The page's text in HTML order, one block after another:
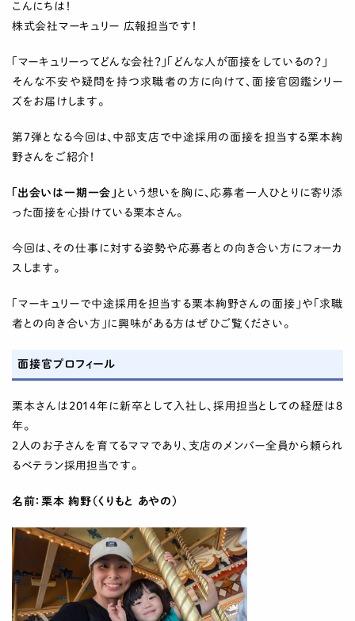
こんにちは！
株式会社マーキュリー 広報担当です！
「マーキュリーってどんな会社？」「どんな人が面接をしているの？」
そんな不安や疑問を持つ求職者の方に向けて、面接官図鑑シリー
ズをお届けします。
第7弾となる今回は、中部支店で中途採用の面接を担当する栗本絢
野さん をご紹介！
「出会いは一期一会」 という想いを胸に、応募者一人ひとりに寄り添
った面接を心掛けている栗本さん。
今回は、その仕事に対する姿勢や応募者との向き合い方にフォーカ
スします。
「マーキュリーで中途採用を担当する栗本絢野さんの面接」や「求職
者との向き合い方」に興味がある方はぜひご覧ください。
面接官プロフィール
栗本さんは2014年に新卒として入社し、採用担当としての経歴は8
年。
2人のお子さんを育てるママであり、支店のメンバー全員から頼られ
るベテラン採用担当です。
名前：栗本 絢野（くりもと あやの）